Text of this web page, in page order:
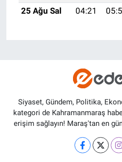
25 Ağu Sal
04:21
Siyaset, Gündem, Politika,
kategori de Kahramanmaraş
erişim sağlayın! Maraş'tan en